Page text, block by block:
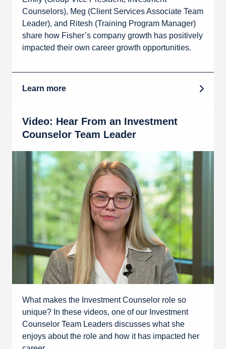
Counselors), Meg (Client Services Associate Team
Leader), and Ritesh (Training Program Manager)
share how Fisher’s company growth has positively
impacted their own career growth opportunities.
Learn more
Video: Hear From an Investment
Counselor Team Leader
What makes the Investment Counselor role so
unique? In these videos, one of our Investment
Counselor Team Leaders discusses what she
enjoys about the role and how it has impacted her